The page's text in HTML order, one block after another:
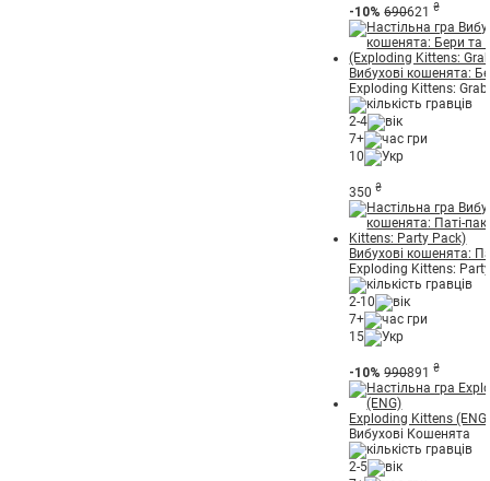
-10% 690621₴
Вибухові кошенята:
Exploding Kittens: Grab
2-4
7+
10
350₴
Вибухові кошенята:
Exploding Kittens:
2-10
7+
15
-10% 990891₴
Exploding Kittens
Вибухові Кошенята
2-5